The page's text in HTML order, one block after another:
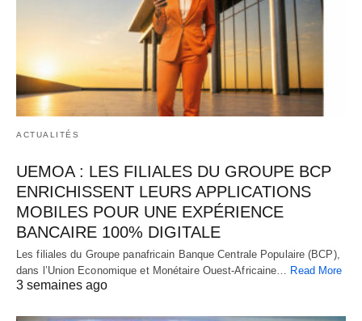
ACTUALITÉS
UEMOA : LES FILIALES DU GROUPE BCP
ENRICHISSENT LEURS APPLICATIONS
MOBILES POUR UNE EXPÉRIENCE
BANCAIRE 100% DIGITALE
Les filiales du Groupe panafricain Banque Centrale Populaire (BCP),
dans l’Union Economique et Monétaire Ouest-Africaine… Read More
3 semaines ago